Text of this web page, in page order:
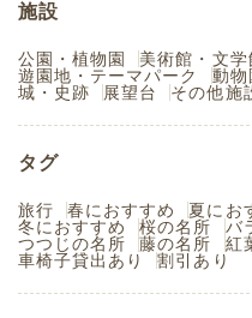
施設
公園・植物園 美術館・文学
遊園地・テーマパーク
動物
城・史跡
展望台 その他施
タグ
旅行 春におすすめ 夏にお
冬におすすめ
桜の名所 バ
つつじの名所
藤の名所 紅
車椅子貸出あり
割引あり